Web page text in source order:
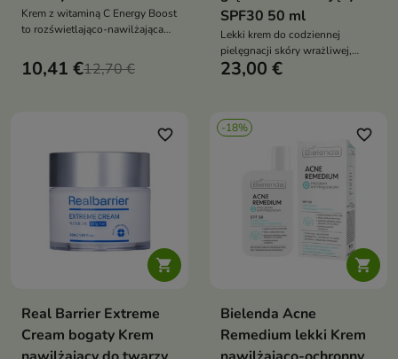
Krem z witaminą C Energy Boost
to rozświetlająco-nawilżająca
skórze energię, wyrównuje
koloryt i nadaje jej zdrowy blask
10,41 €12,70 €
SPF30 50 ml
Lekki krem do codziennej
pielęgnacji skóry wrażliwej,
suchej i skłonnej do podrażnień
23,00 €

favorite_border
Real Barrier Extreme
Cream bogaty Krem
-18%

favorite_border
Bielenda Acne
Remedium lekki Krem